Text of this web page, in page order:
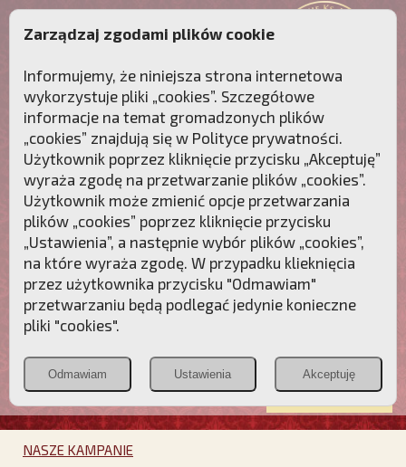
Przebudźmy sumienia Polaków!
Polonia
Christiana
PCh24.pl
Przymierze
POZNAJ APOSTOLAT FATIMY WESPRZYJ
NAS
NASZE KAMPANIE
Zarządzaj zgodami plików cookie
Informujemy, że niniejsza strona internetowa
wykorzystuje pliki „cookies”. Szczegółowe
informacje na temat gromadzonych plików
„cookies” znajdują się w Polityce prywatności.
Użytkownik poprzez kliknięcie przycisku „Akceptuję”
wyraża zgodę na przetwarzanie plików „cookies”.
Użytkownik może zmienić opcje przetwarzania
plików „cookies” poprzez kliknięcie przycisku
„Ustawienia”, a następnie wybór plików „cookies”,
na które wyraża zgodę. W przypadku klieknięcia
przez użytkownika przycisku "Odmawiam"
przetwarzaniu będą podlegać jedynie konieczne
pliki "cookies".
Odmawiam Ustawienia Akceptuję